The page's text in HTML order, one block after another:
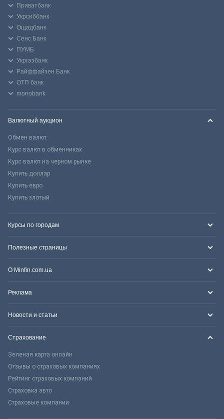
Приватбанк
Укрсиббанк
Ощадбанк
Сенс Банк
ПУМБ
Укргазбанк
Райффайзен Банк
ОТП банк
monobank
Валютный аукцион
Обмен валют
Курс валют в обменниках
Курс валют на черном рынке
Купить доллар
Купить евро
Купить злотый
Курсы по городам
Полезные страницы
О Minfin.com.ua
Реклама
Новости и статьи
Страхование
Зеленая карта онлайн
Отзывы о страховых компаниях
Рейтинг страховых компаний
Страховка авто
Страховые компании